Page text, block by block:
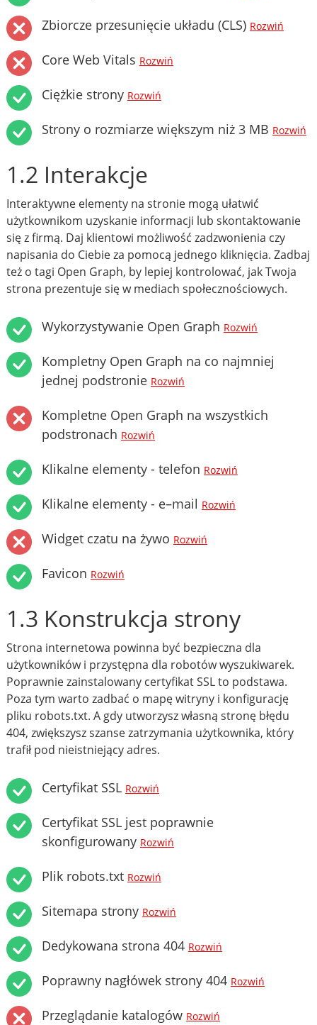
Zbiorcze przesunięcie układu (CLS) Rozwiń
Core Web Vitals Rozwiń
Ciężkie strony Rozwiń
Strony o rozmiarze większym niż 3 MB Rozwiń
1.2 Interakcje
Interaktywne elementy na stronie mogą ułatwić
użytkownikom uzyskanie informacji lub skontaktowanie
się z firmą. Daj klientowi możliwość zadzwonienia czy
napisania do Ciebie za pomocą jednego kliknięcia. Zadbaj
też o tagi Open Graph, by lepiej kontrolować, jak Twoja
strona prezentuje się w mediach społecznościowych.
Wykorzystywanie Open Graph Rozwiń
Kompletny Open Graph na co najmniej
jednej podstronie Rozwiń
Kompletne Open Graph na wszystkich
podstronach Rozwiń
Klikalne elementy - telefon Rozwiń
Klikalne elementy - e–mail Rozwiń
Widget czatu na żywo Rozwiń
Favicon Rozwiń
1.3 Konstrukcja strony
Strona internetowa powinna być bezpieczna dla
użytkowników i przystępna dla robotów wyszukiwarek.
Poprawnie zainstalowany certyfikat SSL to podstawa.
Poza tym warto zadbać o mapę witryny i konfigurację
pliku robots.txt. A gdy utworzysz własną stronę błędu
404, zwiększysz szanse zatrzymania użytkownika, który
trafił pod nieistniejący adres.
Certyfikat SSL Rozwiń
Certyfikat SSL jest poprawnie
skonfigurowany Rozwiń
Plik robots.txt Rozwiń
Sitemapa strony Rozwiń
Dedykowana strona 404 Rozwiń
Poprawny nagłówek strony 404 Rozwiń
Przeglądanie katalogów Rozwiń